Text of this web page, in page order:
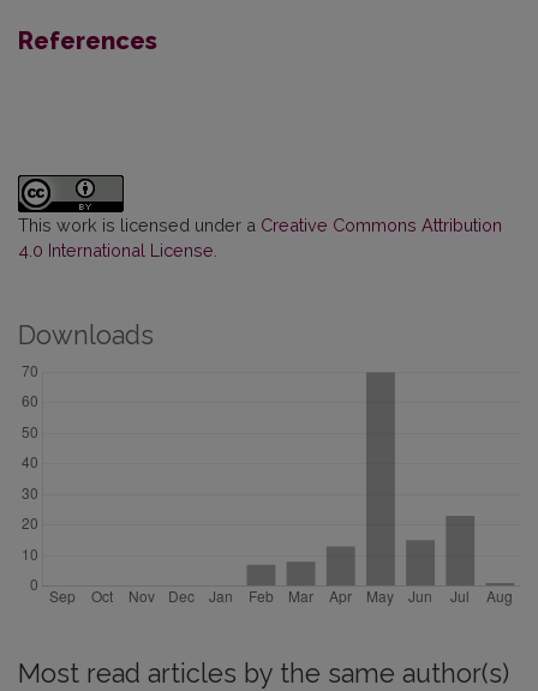
References
This work is licensed under a Creative Commons Attribution
4.0 International License.
Downloads
Most read articles by the same author(s)